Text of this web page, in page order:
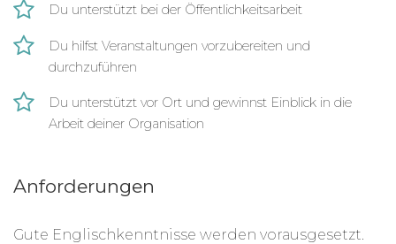
Du unterstützt bei der Öffentlichkeitsarbeit
Du hilfst Veranstaltungen vorzubereiten und
durchzuführen
Du unterstützt vor Ort und gewinnst Einblick in die
Arbeit deiner Organisation
Anforderungen
Gute Englischkenntnisse werden vorausgesetzt.